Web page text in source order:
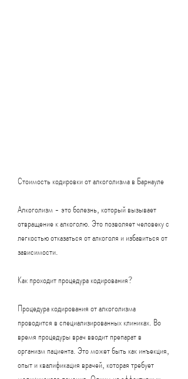
Стоимость кодировки от алкоголизма в Барнауле
Алкоголизм - это болезнь, который вызывает
отвращение к алкоголю. Это позволяет человеку с
легкостью отказаться от алкоголя и избавиться от
зависимости.
Как проходит процедура кодирования?
Процедура кодирования от алкоголизма
проводится в специализированных клиниках. Во
время процедуры врач вводит препарат в
организм пациента. Это может быть как инъекция,
опыт и квалификация врачей, которая требует